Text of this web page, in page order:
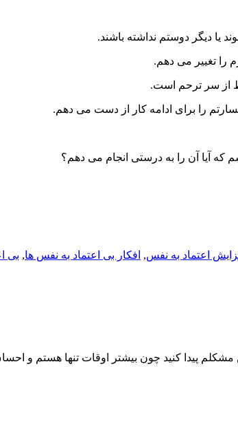
یا دیگر دوستم نداشته باشند.
را تغییر می دهم.
از سر ترحم است.
را برای ادامه کار از دست می دهم.
که آیا آن را به درستی انجام می دهم؟
اعتماد به نفس, افکار بی اعتماد به نفس ها, بی
مشکلم پیدا کنید چون بیشتر اوقات تنها هستم و